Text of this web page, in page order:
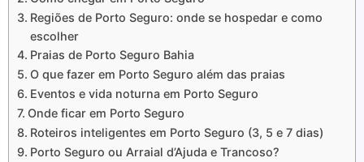
Regiões de Porto Seguro: onde se hospedar e como
escolher
Praias de Porto Seguro Bahia
O que fazer em Porto Seguro além das praias
Eventos e vida noturna em Porto Seguro
Onde ficar em Porto Seguro
Roteiros inteligentes em Porto Seguro (3, 5 e 7 dias)
Porto Seguro ou Arraial d’Ajuda e Trancoso?